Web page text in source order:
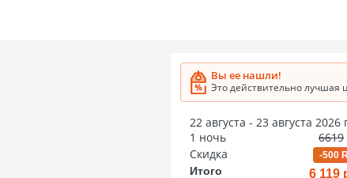
Вы ее нашли!
Это действительно лучшая
22 августа - 23 августа 2026
1 ночь
6619
Скидка
-500
Итого 6 119